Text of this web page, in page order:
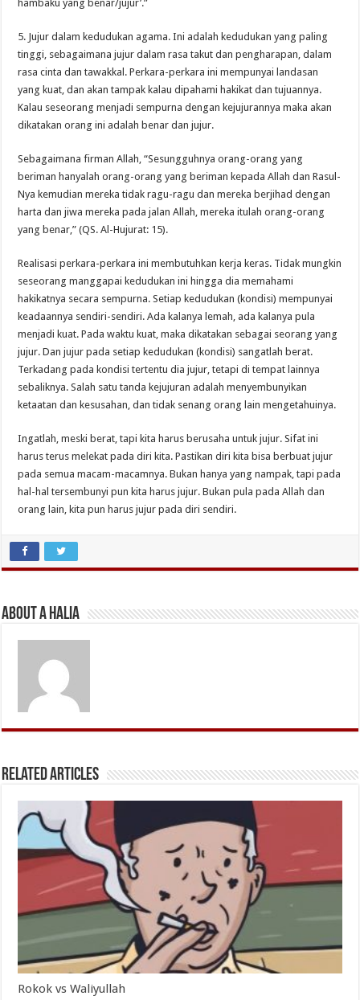
hambaku yang benar/jujur’.”
5. Jujur dalam kedudukan agama. Ini adalah kedudukan yang paling
tinggi, sebagaimana jujur dalam rasa takut dan pengharapan, dalam
rasa cinta dan tawakkal. Perkara-perkara ini mempunyai landasan
yang kuat, dan akan tampak kalau dipahami hakikat dan tujuannya.
Kalau seseorang menjadi sempurna dengan kejujurannya maka akan
dikatakan orang ini adalah benar dan jujur.
Sebagaimana firman Allah, “Sesungguhnya orang-orang yang
beriman hanyalah orang-orang yang beriman kepada Allah dan Rasul-
Nya kemudian mereka tidak ragu-ragu dan mereka berjihad dengan
harta dan jiwa mereka pada jalan Allah, mereka itulah orang-orang
yang benar,” (QS. Al-Hujurat: 15).
Realisasi perkara-perkara ini membutuhkan kerja keras. Tidak mungkin
seseorang manggapai kedudukan ini hingga dia memahami
hakikatnya secara sempurna. Setiap kedudukan (kondisi) mempunyai
keadaannya sendiri-sendiri. Ada kalanya lemah, ada kalanya pula
menjadi kuat. Pada waktu kuat, maka dikatakan sebagai seorang yang
jujur. Dan jujur pada setiap kedudukan (kondisi) sangatlah berat.
Terkadang pada kondisi tertentu dia jujur, tetapi di tempat lainnya
sebaliknya. Salah satu tanda kejujuran adalah menyembunyikan
ketaatan dan kesusahan, dan tidak senang orang lain mengetahuinya.
Ingatlah, meski berat, tapi kita harus berusaha untuk jujur. Sifat ini
harus terus melekat pada diri kita. Pastikan diri kita bisa berbuat jujur
pada semua macam-macamnya. Bukan hanya yang nampak, tapi pada
hal-hal tersembunyi pun kita harus jujur. Bukan pula pada Allah dan
orang lain, kita pun harus jujur pada diri sendiri.
About A Halia
Related Articles
Rokok vs Waliyullah